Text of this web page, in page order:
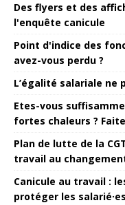
Des flyers et des
l'enquête canicule
Point d'indice des
avez-vous perdu ?
L’égalité salariale ne
Etes-vous
fortes chaleurs ?
Plan de lutte de la
travail au
Canicule au travail :
protéger les salarié·es